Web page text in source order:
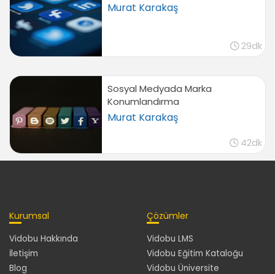
Murat Karakaş
29dk
Sosyal Medyada Marka
Konumlandırma
Murat Karakaş
42dk
Kurumsal
Vidobu Hakkında
İletişim
Blog
Çözümler
Vidobu LMS
Vidobu Eğitim Kataloğu
Vidobu Üniversite